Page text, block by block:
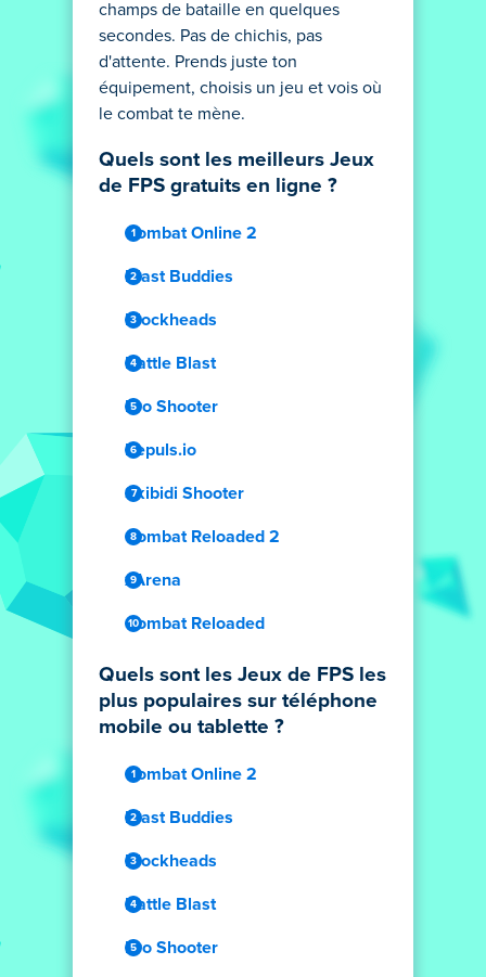
champs de bataille en quelques
secondes. Pas de chichis, pas
d'attente. Prends juste ton
équipement, choisis un jeu et vois où
le combat te mène.
Quels sont les meilleurs Jeux
de FPS gratuits en ligne ?
Combat Online 2
Blast Buddies
Blockheads
Battle Blast
Pro Shooter
Repuls.io
Skibidi Shooter
Combat Reloaded 2
xArena
Combat Reloaded
Quels sont les Jeux de FPS les
plus populaires sur téléphone
mobile ou tablette ?
Combat Online 2
Blast Buddies
Blockheads
Battle Blast
Pro Shooter